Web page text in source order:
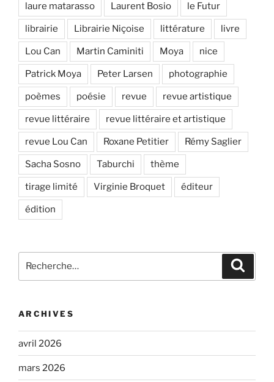
laure matarasso Laurent Bosio le Futur
librairie Librairie Niçoise littérature livre
Lou Can Martin Caminiti Moya nice
Patrick Moya Peter Larsen photographie
poèmes poésie revue revue artistique
revue littéraire revue littéraire et artistique
revue Lou Can Roxane Petitier Rémy Saglier
Sacha Sosno Taburchi thème
tirage limité Virginie Broquet éditeur
édition
pour
ARCHIVES
avril 2026
mars 2026